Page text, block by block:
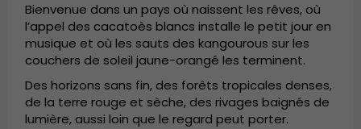
Bienvenue dans un pays où naissent les rêves, où
l’appel des cacatoès blancs installe le petit jour en
musique et où les sauts des kangourous sur les
couchers de soleil jaune-orangé les terminent.
Des horizons sans fin, des forêts tropicales denses,
de la terre rouge et sèche, des rivages baignés de
lumière, aussi loin que le regard peut porter.